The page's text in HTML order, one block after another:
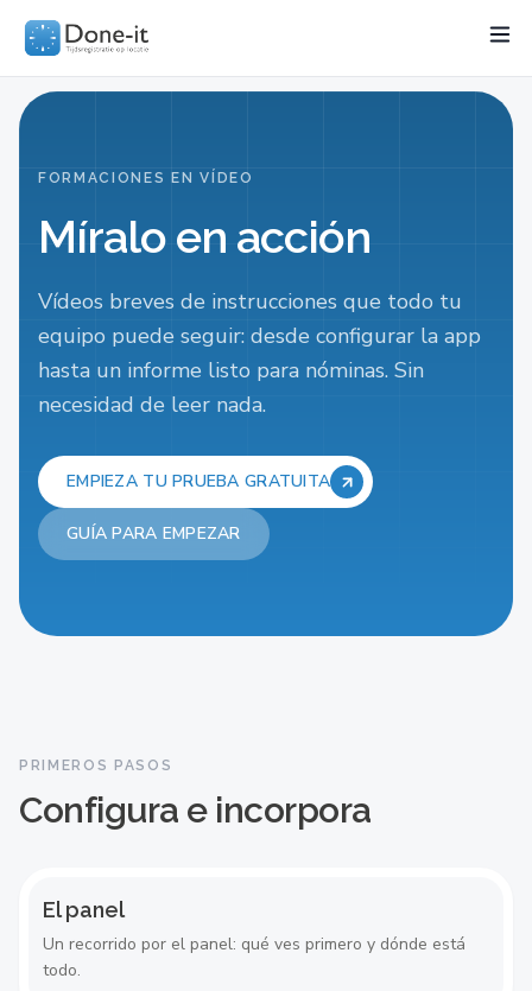
FORMACIONES EN VÍDEO
Míralo en acción
Vídeos breves de instrucciones que todo tu
equipo puede seguir: desde configurar la app
hasta un informe listo para nóminas. Sin
necesidad de leer nada.
EMPIEZA TU PRUEBA GRATUITA
GUÍA PARA EMPEZAR
EMPIEZA AQUÍ
PRIMEROS PASOS
Configura e incorpora
El panel
Un recorrido por el panel: qué ves primero y dónde está
todo.